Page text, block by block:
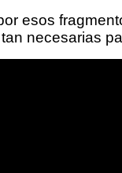
esos
necesarias